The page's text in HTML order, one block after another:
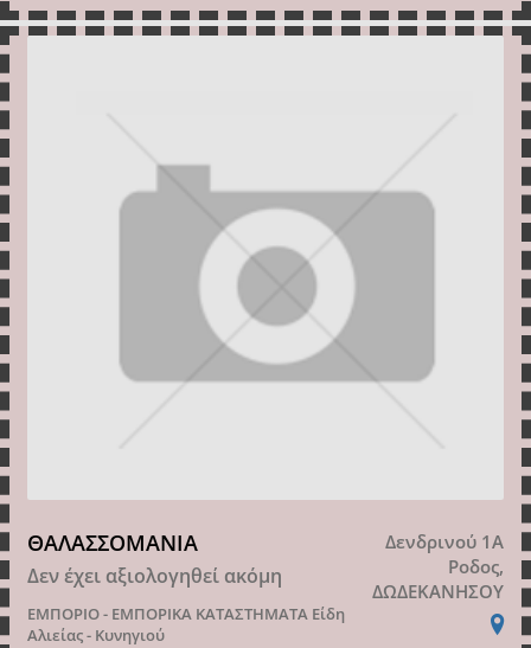
ΘΑΛΑΣΣΟΜΑΝΙΑ
Δεν έχει αξιολογηθεί ακόμη
ΕΜΠΟΡΙΟ - ΕΜΠΟΡΙΚΑ ΚΑΤΑΣΤΗΜΑΤΑ Είδη
Αλιείας - Κυνηγιού
Δενδρινού 1Α
Ροδος,
ΔΩΔΕΚΑΝΗΣΟΥ